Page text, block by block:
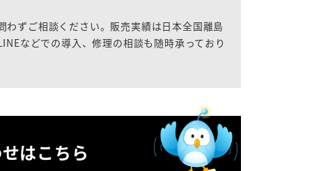
わずご相談ください。販売実績は日本全国離島
などでの導入、修理の相談も随時承っており
はこちら